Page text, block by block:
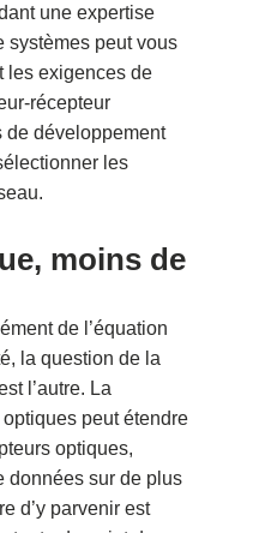
une expertise
systèmes peut vous
les exigences de
récepteur
de développement
les
moins de
de l’équation
la question de la
l’autre. La
peut étendre
optiques,
données sur de plus
d’y parvenir est